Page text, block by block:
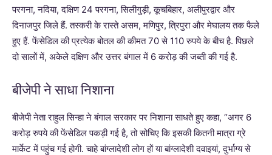
परगना, नदिया, दक्षिण 24 परगना, सिलीगुड़ी, कूचबिहार, अलीपुरद्वार और
दिनाजपुर जिले हैं. तस्करी के रास्ते असम, मणिपुर, त्रिपुरा और मेघालय तक फैले
हुए हैं. फेंसेडिल की प्रत्येक बोतल की कीमत 70 से 110 रुपये के बीच है. पिछले
दो सालों में, अकेले दक्षिण और उत्तर बंगाल में 6 करोड़ की जब्ती की गई है.
बीजेपी ने साधा निशाना
बीजेपी नेता राहुल सिन्हा ने बंगाल सरकार पर निशाना साधते हुए कहा, “अगर 6
करोड़ रुपये की फेंसेडिल पकड़ी गई है, तो सोचिए कि इसकी कितनी मात्रा ग्रे
मार्केट में पहुंच गई होगी. चाहे बांग्लादेशी लोग हों या बांग्लादेशी दवाइयां, दुर्भाग्य से